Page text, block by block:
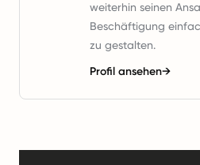
weiterhin seinen
Beschäftigung
zu gestalten.
Profil ansehen→